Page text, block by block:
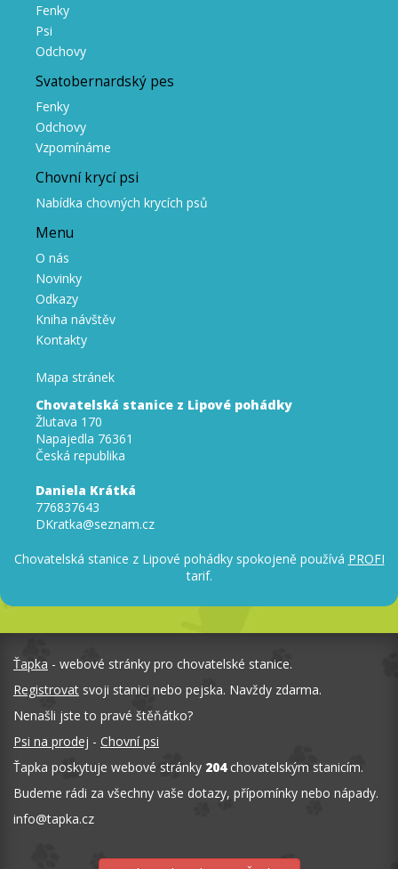
Fenky
Psi
Odchovy
Svatobernardský pes
Fenky
Odchovy
Vzpomínáme
Chovní krycí psi
Nabídka chovných krycích psů
Menu
O nás
Novinky
Odkazy
Kniha návštěv
Kontakty
Mapa stránek
Chovatelská stanice z Lipové pohádky
Žlutava 170
Napajedla 76361
Česká republika
Daniela Krátká
776837643
DKratka@seznam.cz
Chovatelská stanice z Lipové pohádky spokojeně používá PROFI
tarif.
Ťapka - webové stránky pro chovatelské stanice.
Registrovat svoji stanici nebo pejska. Navždy zdarma.
Nenašli jste to pravé štěňátko?
Psi na prodej - Chovní psi
Ťapka poskytuje webové stránky 204chovatelským stanicím.
Budeme rádi za všechny vaše dotazy, přípomínky nebo nápady.
info@tapka.cz